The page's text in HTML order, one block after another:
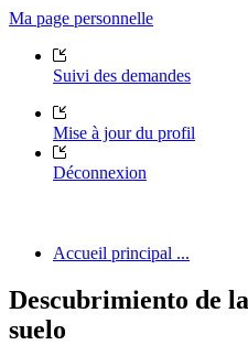
Ma page personnelle
Suivi des demandes
Mise à jour du profil
Déconnexion
Accueil principal ...
Descubrimiento de
suelo